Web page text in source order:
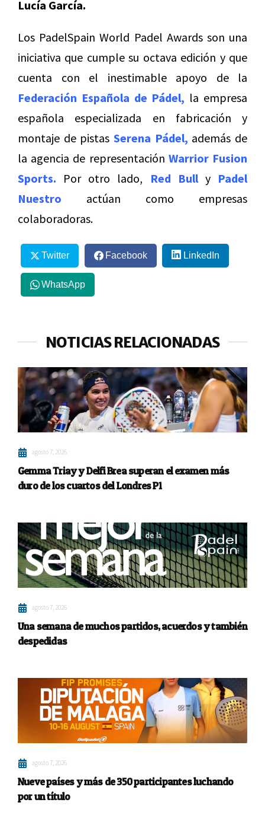
Lucía García.
Los PadelSpain World Padel Awards son una
iniciativa que cumple su octava edición y que
cuenta con el inestimable apoyo de la
Federación Española de Pádel, la empresa
española especializada en fabricación y
montaje de pistas Serena Pádel, además de
la agencia de representación Warrior Fusion
Sports. Por otro lado, Red Bully Padel
Nuestro actúan como empresas
colaboradoras.
Twitter Facebook LinkedIn
WhatsApp
NOTICIAS RELACIONADAS
agosto 7, 2026
Gemma Triay y Delfi Brea superan el examen más
duro de los cuartos del Londres P1
agosto 7, 2026
Una semana de muchos partidos, acuerdos y también
despedidas
agosto 7, 2026
Nueve países y más de 350 participantes luchando
por un título